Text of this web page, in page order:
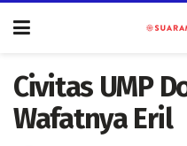
Civitas UMP
Wafatnya Eril